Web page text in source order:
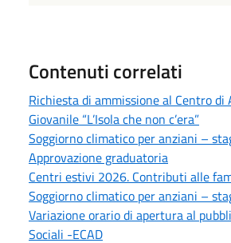
Contenuti correlati
Richiesta di ammissione al Centro di
Giovanile “L’Isola che non c’era”
Soggiorno climatico per anziani –
Approvazione graduatoria
Centri estivi 2026. Contributi alle
Soggiorno climatico per anziani –
Variazione orario di apertura al
Sociali -ECAD